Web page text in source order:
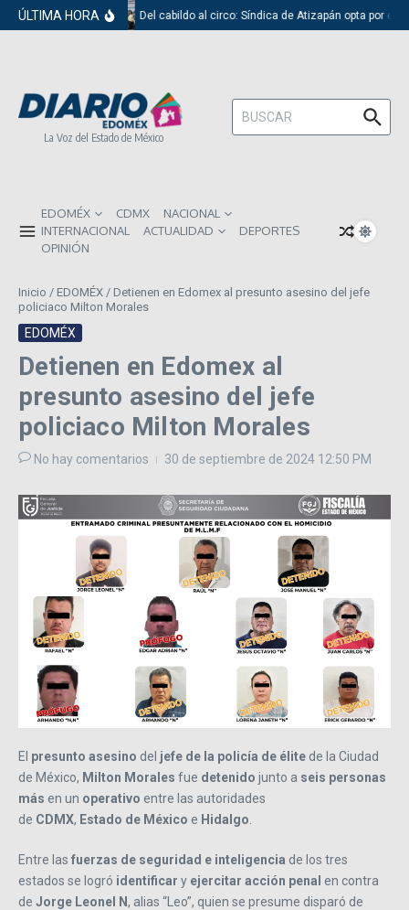
Saltar al contenido
ÚLTIMA HORA Del cabildo al circo: Síndica de Atizapán opta por el
La Voz del Estado de México
Buscar:
EDOMÉX CDMX
NACIONAL
INTERNACIONAL
ACTUALIDAD
DEPORTES
OPINIÓN
Inicio / EDOMÉX / Detienen en Edomex al presunto asesino del jefe
policiaco Milton Morales
EDOMÉX
Detienen en Edomex al
presunto asesino del jefe
policiaco Milton Morales
No hay comentarios 30 de septiembre de 2024 12:50 PM
El presunto asesino del jefe de la policía de élite de la Ciudad
de México, Milton Morales fue detenido junto a seis personas
más en un operativo entre las autoridades
de CDMX, Estado de México e Hidalgo
Entre las fuerzas de seguridad e inteligencia de los tres
estados se logró identificar y ejercitar acción penal en contra
de Jorge Leonel N, alias “Leo”, quien se presume disparó de